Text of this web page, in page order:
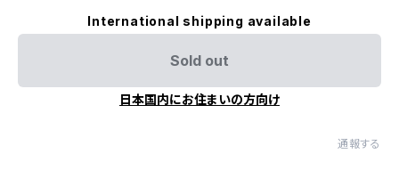
International shipping available
Sold out
日本国内にお住まいの方向け
通報する